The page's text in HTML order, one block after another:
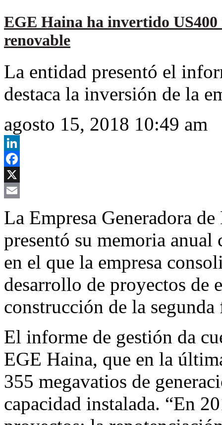
EGE Haina ha invertido US400
renovable
La entidad presentó el
destaca la inversión de la
agosto 15, 2018 10:49 am
LinkedIn
Facebook
X
La Empresa Generadora
presentó su memoria
en el que la empresa
desarrollo de proyectos de
construcción de la
El informe de gestión da
EGE Haina, que en la
355 megavatios de
capacidad instalada. “En